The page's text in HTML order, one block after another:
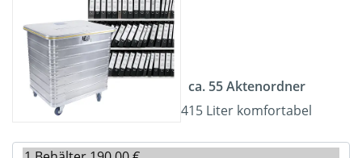
ca. 55 Aktenordner
415 Liter komfortabel